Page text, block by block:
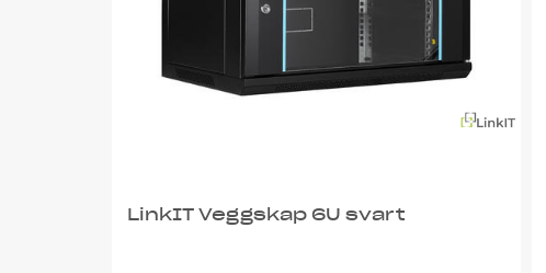
LinkIT Veggskap 6U svart